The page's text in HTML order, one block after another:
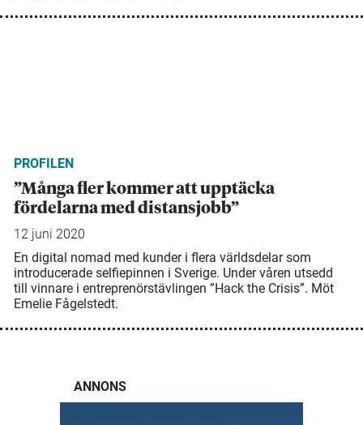
PROFILEN
”Många fler kommer att upptäcka
fördelarna med distansjobb”
12 juni 2020
En digital nomad med kunder i flera världsdelar som
introducerade selfie­pinnen i Sverige. Under våren utsedd
till vinnare i entreprenörstävlingen ”Hack the Crisis”. Möt
Emelie Fågelstedt.
ANNONS